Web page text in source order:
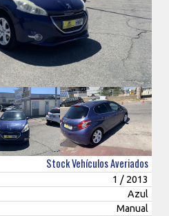
Stock Vehículos Averiados
1 / 2013
Azul
Manual